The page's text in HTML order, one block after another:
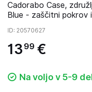
Cadorabo Case,
Blue - zaščitni pokrov
ID: 20570627
13 99 €
Na voljo v 5-9